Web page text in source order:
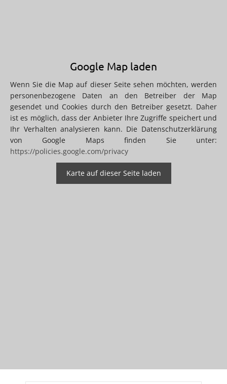
Google Map laden
Wenn Sie die Map auf dieser Seite sehen möchten, werden
personenbezogene Daten an den Betreiber der Map
gesendet und Cookies durch den Betreiber gesetzt. Daher
ist es möglich, dass der Anbieter Ihre Zugriffe speichert und
Ihr Verhalten analysieren kann. Die Datenschutzerklärung
von Google Maps finden Sie unter:
https://policies.google.com/privacy
Karte auf dieser Seite laden